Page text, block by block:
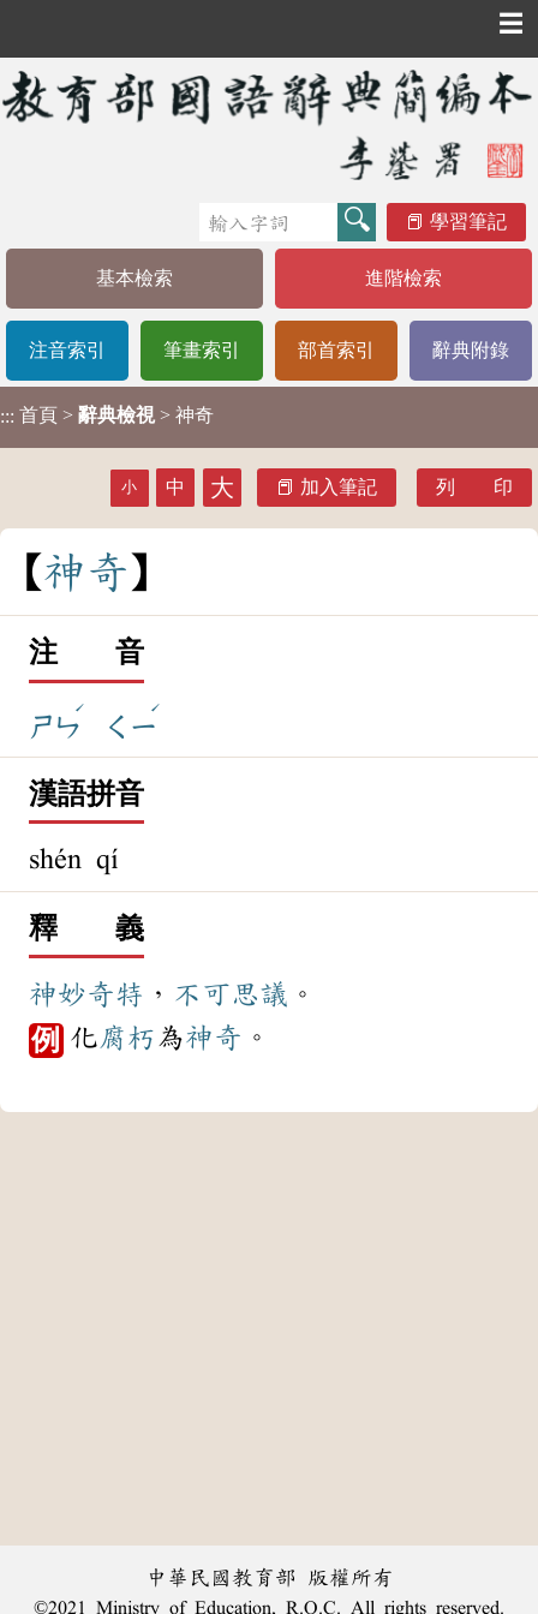
☰
學習筆記
基本檢索 進階檢索
注音索引 筆畫索引 部首索引 辭典附錄
::: 首頁 > 辭典檢視 > 神奇
小 中 大 加入筆記 列 印
神奇
注 音
ㄕㄣ
ˊ
ㄑㄧ
ˊ
漢語拼音
shén qí
釋 義
神妙奇特 ， 不可思議 。
例 化腐朽為神奇 。
中華民國教育部 版權所有
©2021 Ministry of Education, R.O.C. All rights reserved.